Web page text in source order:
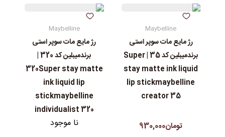
Maybelline
رژ مایع مات سوپر استی‌
برندمیبلین کد 35 | Super
stay matte ink liquid
lip stickmaybelline
creator 35
تومان930,000
Maybelline
رژ مایع مات سوپر استی‌
برندمیبلین کد 320 |
320Super stay matte
ink liquid lip
stickmaybelline
individualist 320
نا موجود